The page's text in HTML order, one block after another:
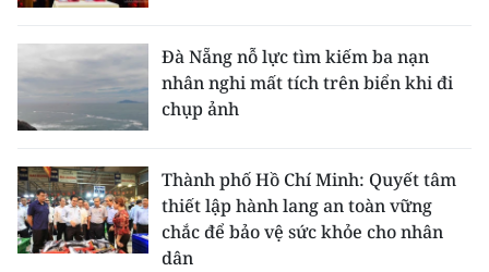
Đà Nẵng nỗ lực tìm kiếm ba nạn
nhân nghi mất tích trên biển khi đi
chụp ảnh
Thành phố Hồ Chí Minh: Quyết tâm
thiết lập hành lang an toàn vững
chắc để bảo vệ sức khỏe cho nhân
dân